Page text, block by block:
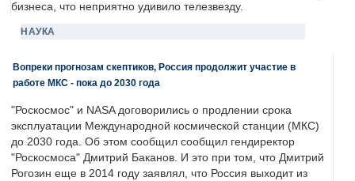
бизнеса, что неприятно удивило телезвезду.
НАУКА
Вопреки прогнозам скептиков, Россия продолжит участие в
работе МКС - пока до 2030 года
"Роскосмос" и NASA договорились о продлении срока
эксплуатации Международной космической станции (МКС)
до 2030 года. Об этом сообщил сообщил гендиректор
"Роскосмоса" Дмитрий Баканов. И это при том, что Дмитрий
Рогозин еще в 2014 году заявлял, что Россия выходит из